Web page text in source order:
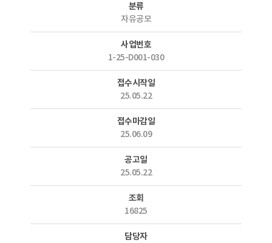
분류
자유공모
사업번호
1-25-D001-030
접수시작일
25.05.22
접수마감일
25.06.09
공고일
25.05.22
조회
16825
담당자